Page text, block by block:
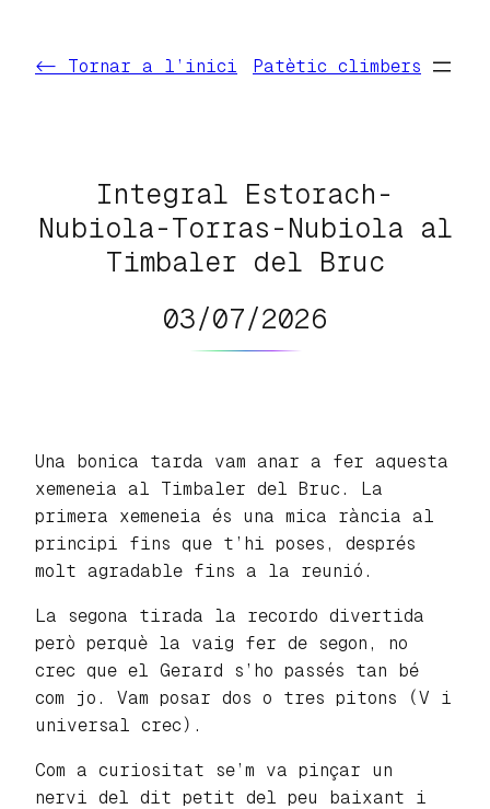
contingut
<- Tornar a l’inici Patètic climbers
Integral Estorach-
Nubiola-Torras-Nubiola al
Timbaler del Bruc
03/07/2026
Una bonica tarda vam anar a fer aquesta
xemeneia al Timbaler del Bruc. La
primera xemeneia és una mica rància al
principi fins que t’hi poses, després
molt agradable fins a la reunió.
La segona tirada la recordo divertida
però perquè la vaig fer de segon, no
crec que el Gerard s’ho passés tan bé
com jo. Vam posar dos o tres pitons (V i
universal crec).
Com a curiositat se’m va pinçar un
nervi del dit petit del peu baixant i